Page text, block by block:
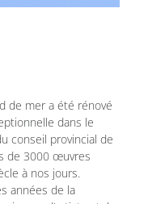
de mer a été rénové
dans le
conseil provincial de
de 3000 œuvres
à nos jours.
années de la